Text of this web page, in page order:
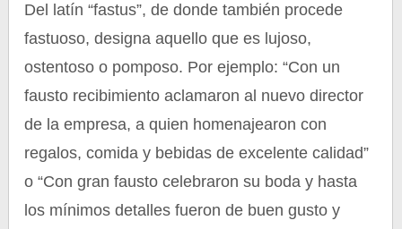
Del latín “fastus”, de donde también procede
fastuoso, designa aquello que es lujoso,
ostentoso o pomposo. Por ejemplo: “Con un
fausto recibimiento aclamaron al nuevo director
de la empresa, a quien homenajearon con
regalos, comida y bebidas de excelente calidad”
o “Con gran fausto celebraron su boda y hasta
los mínimos detalles fueron de buen gusto y